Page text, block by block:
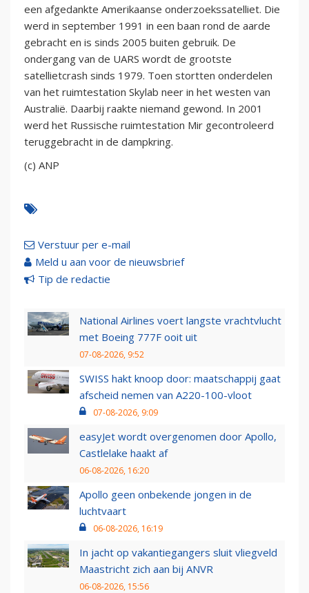
een afgedankte Amerikaanse onderzoekssatelliet. Die
werd in september 1991 in een baan rond de aarde
gebracht en is sinds 2005 buiten gebruik. De
ondergang van de UARS wordt de grootste
satellietcrash sinds 1979. Toen stortten onderdelen
van het ruimtestation Skylab neer in het westen van
Australië. Daarbij raakte niemand gewond. In 2001
werd het Russische ruimtestation Mir gecontroleerd
teruggebracht in de dampkring.
(c) ANP
Verstuur per e-mail
Meld u aan voor de nieuwsbrief
Tip de redactie
National Airlines voert langste vrachtvlucht
met Boeing 777F ooit uit
07-08-2026, 9:52
SWISS hakt knoop door: maatschappij gaat
afscheid nemen van A220-100-vloot
07-08-2026, 9:09
easyJet wordt overgenomen door Apollo,
Castlelake haakt af
06-08-2026, 16:20
Apollo geen onbekende jongen in de
luchtvaart
06-08-2026, 16:19
In jacht op vakantiegangers sluit vliegveld
Maastricht zich aan bij ANVR
06-08-2026, 15:56